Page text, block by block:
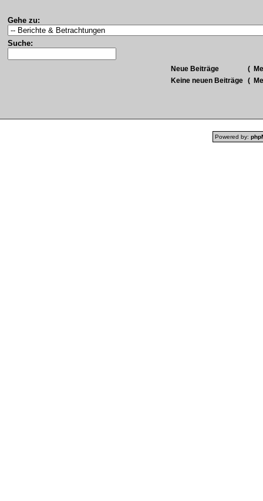
Gehe zu:
Suche:
Neue Beiträge (
Keine neuen Beiträge
(
Powered by: